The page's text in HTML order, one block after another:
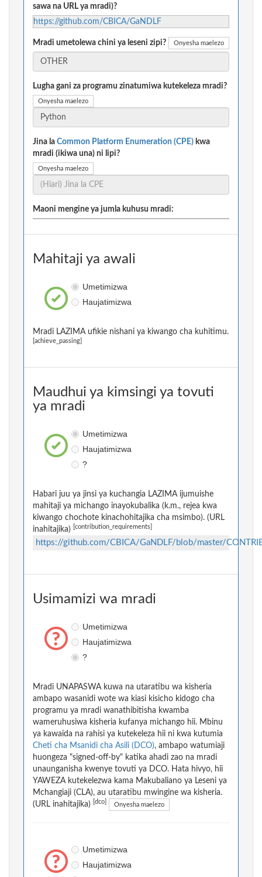
sawa na URL ya mradi)?
https://github.com/CBICA/GaNDLF
Mradi umetolewa chini ya leseni zipi? Onyesha maelezo
Lugha gani za programu zinatumiwa kutekeleza mradi?
Onyesha maelezo
Jina la Common Platform Enumeration (CPE) kwa
mradi (ikiwa una) ni lipi?
Onyesha maelezo
Maoni mengine ya jumla kuhusu mradi:
Mahitaji ya awali
Umetimizwa
Haujatimizwa
Mradi LAZIMA ufikie nishani ya kiwango cha kuhitimu.
[achieve_passing]
Maudhui ya kimsingi ya tovuti
ya mradi
Umetimizwa
Haujatimizwa
?
Habari juu ya jinsi ya kuchangia LAZIMA ijumuishe
mahitaji ya michango inayokubalika (k.m., rejea kwa
kiwango chochote kinachohitajika cha msimbo). (URL
inahitajika)
[contribution_requirements]
https://github.com/CBICA/GaNDLF/blob/master/
Usimamizi wa mradi
Umetimizwa
Haujatimizwa
?
Mradi UNAPASWA kuwa na utaratibu wa kisheria
ambapo wasanidi wote wa kiasi kisicho kidogo cha
programu ya mradi wanathibitisha kwamba
wameruhusiwa kisheria kufanya michango hii. Mbinu
ya kawaida na rahisi ya kutekeleza hii ni kwa kutumia
Cheti cha Msanidi cha Asili (DCO), ambapo watumiaji
huongeza "signed-off-by" katika ahadi zao na mradi
unaunganisha kwenye tovuti ya DCO. Hata hivyo, hii
YAWEZA kutekelezwa kama Makubaliano ya Leseni ya
Mchangiaji (CLA), au utaratibu mwingine wa kisheria.
(URL inahitajika)
[dco] Onyesha maelezo
Umetimizwa
Haujatimizwa